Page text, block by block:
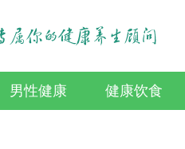
男性健康 健康饮食